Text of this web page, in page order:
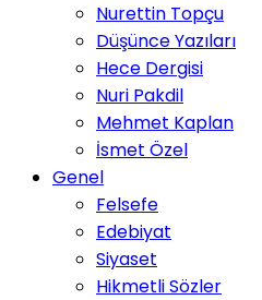
Nurettin Topçu
Düşünce Yazıları
Hece Dergisi
Nuri Pakdil
Mehmet Kaplan
İsmet Özel
Genel
Felsefe
Edebiyat
Siyaset
Hikmetli Sözler